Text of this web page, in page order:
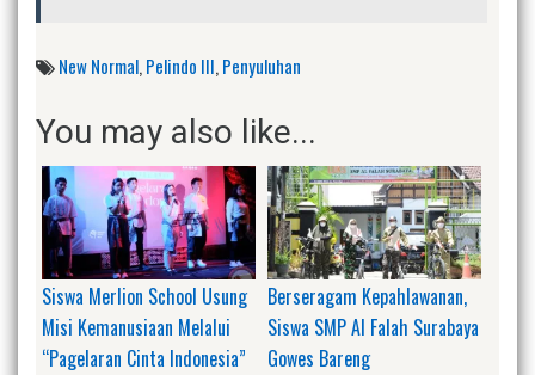
New Normal,Pelindo III,Penyuluhan
You may also like...
Siswa Merlion School Usung
Misi Kemanusiaan Melalui
“Pagelaran Cinta Indonesia”
Berseragam Kepahlawanan,
Siswa SMP Al Falah Surabaya
Gowes Bareng